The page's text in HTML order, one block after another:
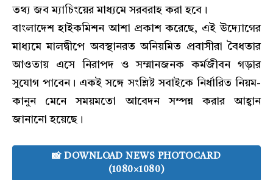
তথ্য জব ম্যাচিংয়ের মাধ্যমে সরবরাহ করা হবে।
বাংলাদেশ হাইকমিশন আশা প্রকাশ করেছে, এই উদ্যোগের
মাধ্যমে মালদ্বীপে অবস্থানরত অনিয়মিত প্রবাসীরা বৈধতার
আওতায় এসে নিরাপদ ও সম্মানজনক কর্মজীবন গড়ার
সুযোগ পাবেন। একই সঙ্গে সংশ্লিষ্ট সবাইকে নির্ধারিত নিয়ম-
কানুন মেনে সময়মতো আবেদন সম্পন্ন করার আহ্বান
জানানো হয়েছে।
📸 DOWNLOAD NEWS PHOTOCARD
(1080×1080)